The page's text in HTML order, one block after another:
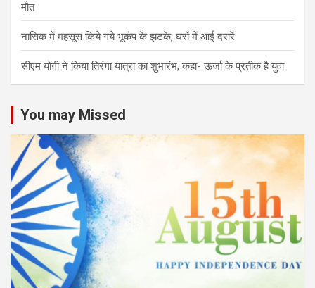
मौत
नासिक में महसूस किये गये भूकंप के झटके, घरों में आई दरारें
सीएम योगी ने किया तिरंगा यात्रा का शुभारंभ, कहा- ऊर्जा के प्रतीक है युवा
You may Missed